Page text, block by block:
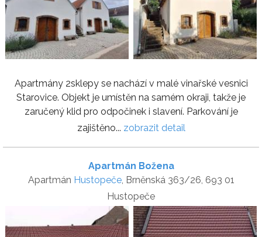
Apartmány 2sklepy se nachází v malé vinařské vesnici
Starovice. Objekt je umístěn na samém okraji, takže je
zaručený klid pro odpočinek i slavení. Parkování je
zajištěno... zobrazit detail
Apartmán Božena
Apartmán Hustopeče, Brněnská 363/26, 693 01
Hustopeče